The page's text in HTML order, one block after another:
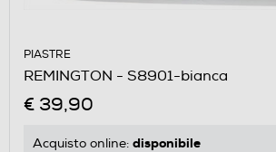
PIASTRE
REMINGTON - S8901-bianca
€ 39,90
Acquisto online: disponibile